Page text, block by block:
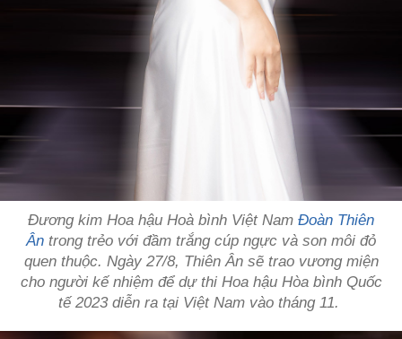
Đương kim Hoa hậu Hoà bình Việt Nam Đoàn Thiên
Ân trong trẻo với đầm trắng cúp ngực và son môi đỏ
quen thuộc. Ngày 27/8, Thiên Ân sẽ trao vương miện
cho người kế nhiệm để dự thi Hoa hậu Hòa bình Quốc
tế 2023 diễn ra tại Việt Nam vào tháng 11.